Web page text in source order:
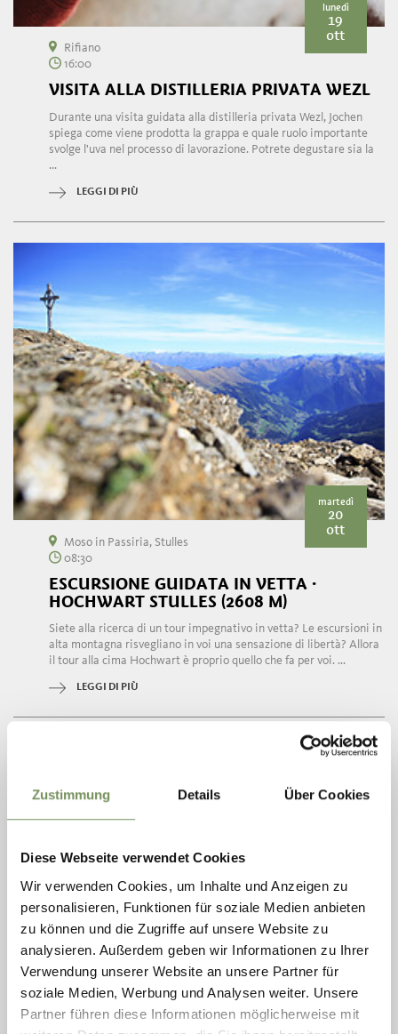
Zustimmung Details Über Cookies
Diese Webseite verwendet Cookies
Wir verwenden Cookies, um Inhalte und Anzeigen zu
personalisieren, Funktionen für soziale Medien anbieten
zu können und die Zugriffe auf unsere Website zu
analysieren. Außerdem geben wir Informationen zu Ihrer
Verwendung unserer Website an unsere Partner für
soziale Medien, Werbung und Analysen weiter. Unsere
Partner führen diese Informationen möglicherweise mit
lunedì
19
ott
Rifiano
16:00
VISITA ALLA DISTILLERIA PRIVATA WEZL
Durante una visita guidata alla distilleria privata Wezl, Jochen
spiega come viene prodotta la grappa e quale ruolo importante
svolge l'uva nel processo di lavorazione. Potrete degustare sia la
...
LEGGI DI PIÙ
martedì
20
ott
Moso in Passiria, Stulles
08:30
ESCURSIONE GUIDATA IN VETTA ·
HOCHWART STULLES (2608 M)
Siete alla ricerca di un tour impegnativo in vetta? Le escursioni in
alta montagna risvegliano in voi una sensazione di libertà? Allora
il tour alla cima Hochwart è proprio quello che fa per voi. ...
LEGGI DI PIÙ
giovedì
22